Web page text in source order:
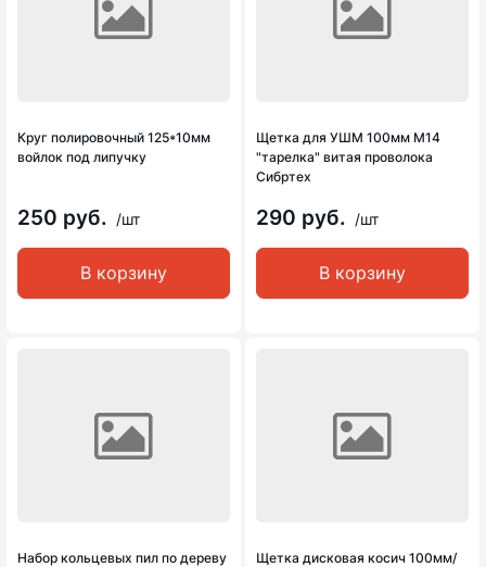
Круг полировочный 125*10мм
войлок под липучку
250 руб. /шт
В корзину
Щетка для УШМ 100мм М14
"тарелка" витая проволока
Сибртех
290 руб. /шт
В корзину
Набор кольцевых пил по дереву
Щетка дисковая косич 100мм/